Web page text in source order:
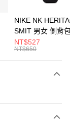
NIKE NK
SMIT 男女 側背
BA5871010
NT$527
NT$650